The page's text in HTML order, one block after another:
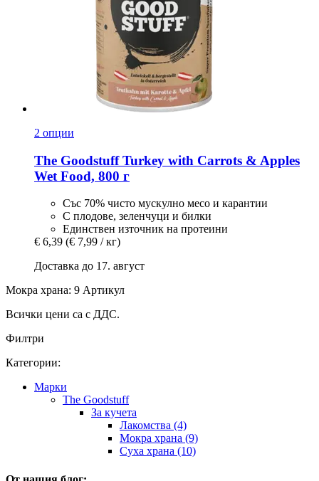
2 опции
The GoodstuffTurkey with Carrots & Apples
Wet Food, 800 г
Със 70% чисто мускулно месо и карантии
С плодове, зеленчуци и билки
Единствен източник на протеини
€ 6,39 (€ 7,99 / кг)
Доставка до 17. август
Мокра храна: 9 Артикул
Всички цени са с ДДС.
Филтри
Категории:
Марки
The Goodstuff
За кучета
Лакомства (4)
Мокра храна (9)
Суха храна (10)